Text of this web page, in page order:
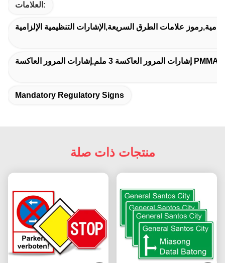
العلامات:
علامات الطرق السريعة,الإشارات التنظيمية الإلزامية
Mandatory Regulatory Signs
منتجات ذات صلة